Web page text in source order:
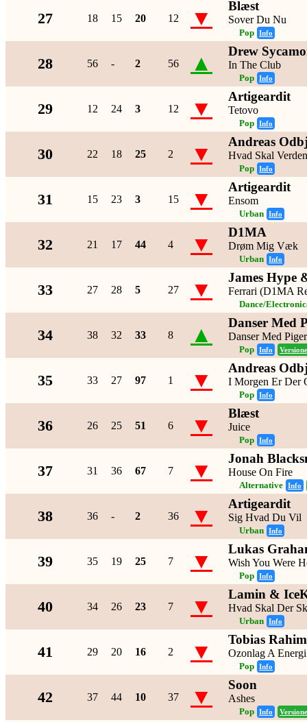
27 18 15 20 12 ▼ Blæst
Sover Du Nu
Pop Info
28 56 - 2 56 ▲ Drew
In The Club
Pop Info
29 12 24 3 12 ▼ Artigeardit
Tetovo
Pop Info
30 22 18 25 2 ▼ Andreas
Hvad Skal
Pop Info
31 15 23 3 15 ▼ Artigeardit
Ensom
Urban Info
32 21 17 44 4 ▼ D1MA
Drøm Mig Væk
Urban Info
33 27 28 5 27 ▼ James Hype
Ferrari (D1MA
Dance/
34 38 32 33 8 ▲ Danser Med
Danser Med Piger
Pop Info
35 33 27 97 1 ▼ Andreas
I Morgen Er Der
Pop Info
36 26 25 51 6 ▼ Blæst
Juice
Pop Info
37 31 36 67 7 ▼ Jonah
House On Fire
Alternative Info
38 36 - 2 36 ▼ Artigeardit
Sig Hvad Du Vil
Urban Info
39 35 19 25 7 ▼ Lukas
Wish You Were
Pop Info
40 34 26 23 7 ▼ Lamin &
Hvad Skal Der
Urban Info
41 29 20 16 2 ▼ Tobias
Ozonlag A Energi
Pop Info
42 37 44 10 37 ▼ Soon
Ashes
Pop Info